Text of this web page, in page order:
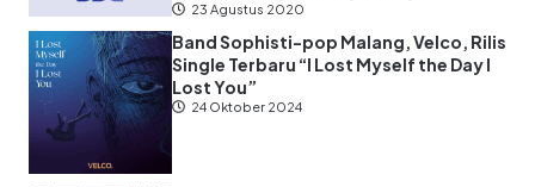
23 Agustus 2020
Band Sophisti-pop Malang, Velco, Rilis
Single Terbaru “I Lost Myself the Day I
Lost You”
24 Oktober 2024